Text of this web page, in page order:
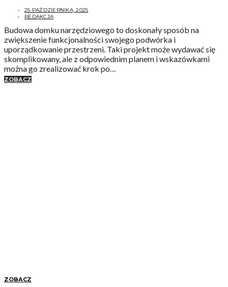
25 PAŹDZIERNIKA, 2025
REDAKCJA
Budowa domku narzędziowego to doskonały sposób na
zwiększenie funkcjonalności swojego podwórka i
uporządkowanie przestrzeni. Taki projekt może wydawać się
skomplikowany, ale z odpowiednim planem i wskazówkami
można go zrealizować krok po…
ZOBACZ
ZOBACZ